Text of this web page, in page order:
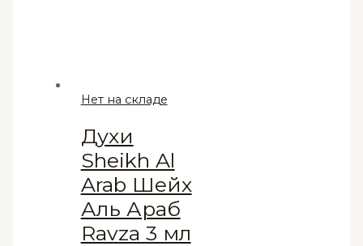
Нет на складе
Духи
Sheikh Al
Arab Шейх
Аль Араб
Ravza 3 мл